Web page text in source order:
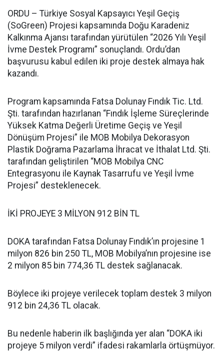
ORDU – Türkiye Sosyal Kapsayıcı Yeşil Geçiş
(SoGreen) Projesi kapsamında Doğu Karadeniz
Kalkınma Ajansı tarafından yürütülen “2026 Yılı Yeşil
İvme Destek Programı” sonuçlandı. Ordu’dan
başvurusu kabul edilen iki proje destek almaya hak
kazandı.
Program kapsamında Fatsa Dolunay Fındık Tic. Ltd.
Şti. tarafından hazırlanan “Fındık İşleme Süreçlerinde
Yüksek Katma Değerli Üretime Geçiş ve Yeşil
Dönüşüm Projesi” ile MOB Mobilya Dekorasyon
Plastik Doğrama Pazarlama İhracat ve İthalat Ltd. Şti.
tarafından geliştirilen “MOB Mobilya CNC
Entegrasyonu ile Kaynak Tasarrufu ve Yeşil İvme
Projesi” desteklenecek.
İKİ PROJEYE 3 MİLYON 912 BİN TL
DOKA tarafından Fatsa Dolunay Fındık’ın projesine 1
milyon 826 bin 250 TL, MOB Mobilya’nın projesine ise
2 milyon 85 bin 774,36 TL destek sağlanacak.
Böylece iki projeye verilecek toplam destek 3 milyon
912 bin 24,36 TL olacak.
Bu nedenle haberin ilk başlığında yer alan “DOKA iki
projeye 5 milyon verdi” ifadesi rakamlarla örtüşmüyor.